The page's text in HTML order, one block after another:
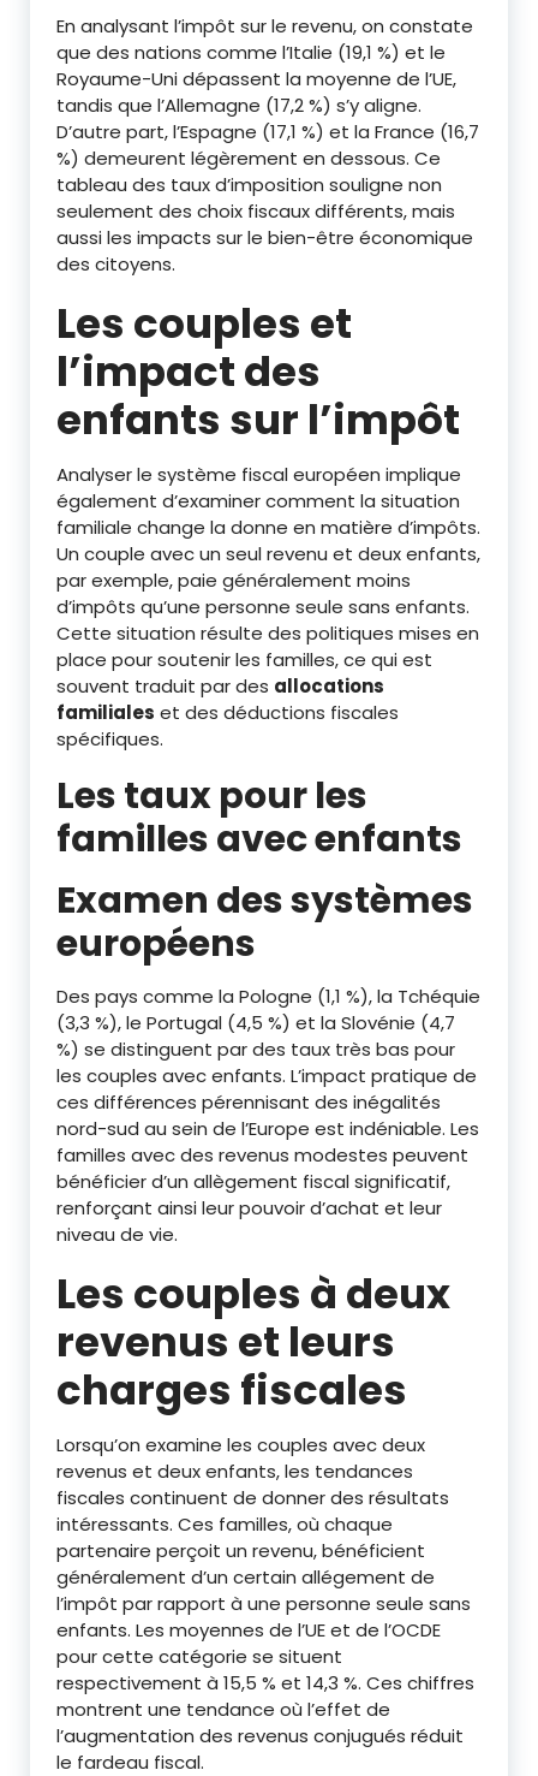
En analysant l’impôt sur le revenu, on constate
que des nations comme l’Italie (19,1 %) et le
Royaume-Uni dépassent la moyenne de l’UE,
tandis que l’Allemagne (17,2 %) s’y aligne.
D’autre part, l’Espagne (17,1 %) et la France (16,7
%) demeurent légèrement en dessous. Ce
tableau des taux d’imposition souligne non
seulement des choix fiscaux différents, mais
aussi les impacts sur le bien-être économique
des citoyens.
Les couples et
l’impact des
enfants sur l’impôt
Analyser le système fiscal européen implique
également d’examiner comment la situation
familiale change la donne en matière d’impôts.
Un couple avec un seul revenu et deux enfants,
par exemple, paie généralement moins
d’impôts qu’une personne seule sans enfants.
Cette situation résulte des politiques mises en
place pour soutenir les familles, ce qui est
souvent traduit par des allocations
familiales et des déductions fiscales
spécifiques.
Les taux pour les
familles avec enfants
Examen des systèmes
européens
Des pays comme la Pologne (1,1 %), la Tchéquie
(3,3 %), le Portugal (4,5 %) et la Slovénie (4,7
%) se distinguent par des taux très bas pour
les couples avec enfants. L’impact pratique de
ces différences pérennisant des inégalités
nord-sud au sein de l’Europe est indéniable. Les
familles avec des revenus modestes peuvent
bénéficier d’un allègement fiscal significatif,
renforçant ainsi leur pouvoir d’achat et leur
niveau de vie.
Les couples à deux
revenus et leurs
charges fiscales
Lorsqu’on examine les couples avec deux
revenus et deux enfants, les tendances
fiscales continuent de donner des résultats
intéressants. Ces familles, où chaque
partenaire perçoit un revenu, bénéficient
généralement d’un certain allégement de
l’impôt par rapport à une personne seule sans
enfants. Les moyennes de l’UE et de l’OCDE
pour cette catégorie se situent
respectivement à 15,5 % et 14,3 %. Ces chiffres
montrent une tendance où l’effet de
l’augmentation des revenus conjugués réduit
le fardeau fiscal.